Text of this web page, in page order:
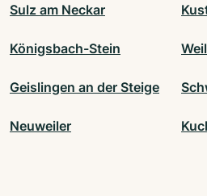
Sulz am Neckar
Königsbach-Stein
Geislingen an der Steige
Neuweiler